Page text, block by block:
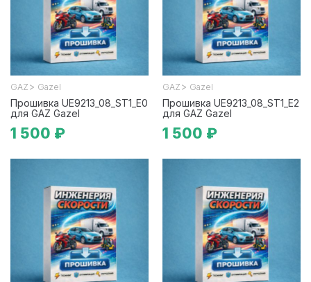
GAZ > Gazel
Прошивка UE9213_08_ST1_E0
для GAZ Gazel
1 500 ₽
GAZ > Gazel
Прошивка UE9213_08_ST1_E2
для GAZ Gazel
1 500 ₽